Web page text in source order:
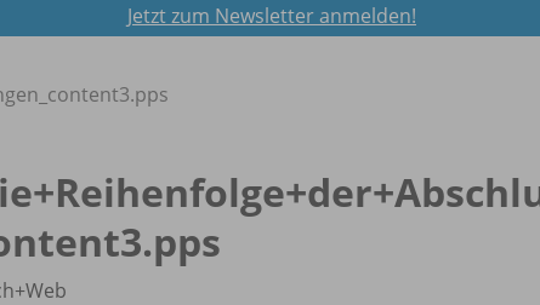
Jetzt zum Newsletter anmelden!
content3.pps